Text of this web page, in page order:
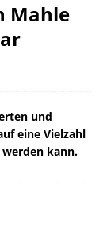
Mahle
und
eine Vielzahl
kann.